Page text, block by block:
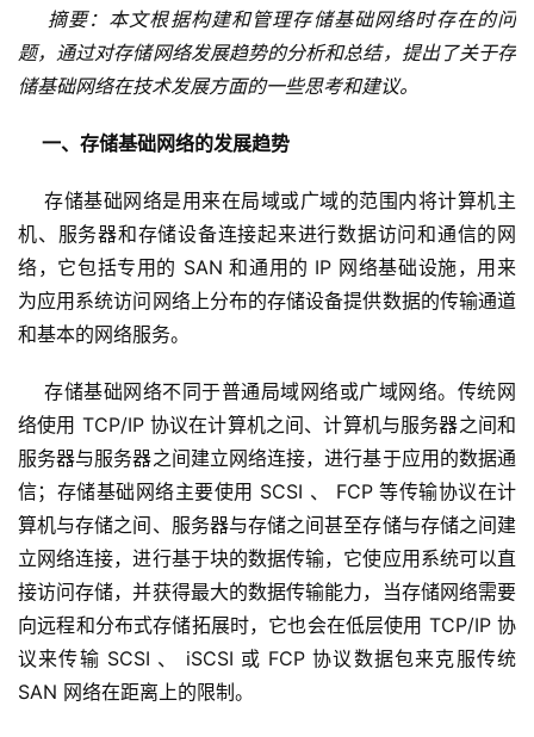
摘要：本文根据构建和管理存储基础网络时存在的问
题，通过对存储网络发展趋势的分析和总结，提出了关于存
储基础网络在技术发展方面的一些思考和建议。
一、存储基础网络的发展趋势
存储基础网络是用来在局域或广域的范围内将计算机主
机、服务器和存储设备连接起来进行数据访问和通信的网
络，它包括专用的 SAN 和通用的 IP 网络基础设施，用来
为应用系统访问网络上分布的存储设备提供数据的传输通道
和基本的网络服务。
存储基础网络不同于普通局域网络或广域网络。传统网
络使用 TCP/IP 协议在计算机之间、计算机与服务器之间和
服务器与服务器之间建立网络连接，进行基于应用的数据通
信；存储基础网络主要使用 SCSI 、 FCP 等传输协议在计
算机与存储之间、服务器与存储之间甚至存储与存储之间建
立网络连接，进行基于块的数据传输，它使应用系统可以直
接访问存储，并获得最大的数据传输能力，当存储网络需要
向远程和分布式存储拓展时，它也会在低层使用 TCP/IP 协
议来传输 SCSI 、 iSCSI 或 FCP 协议数据包来克服传统
SAN 网络在距离上的限制。